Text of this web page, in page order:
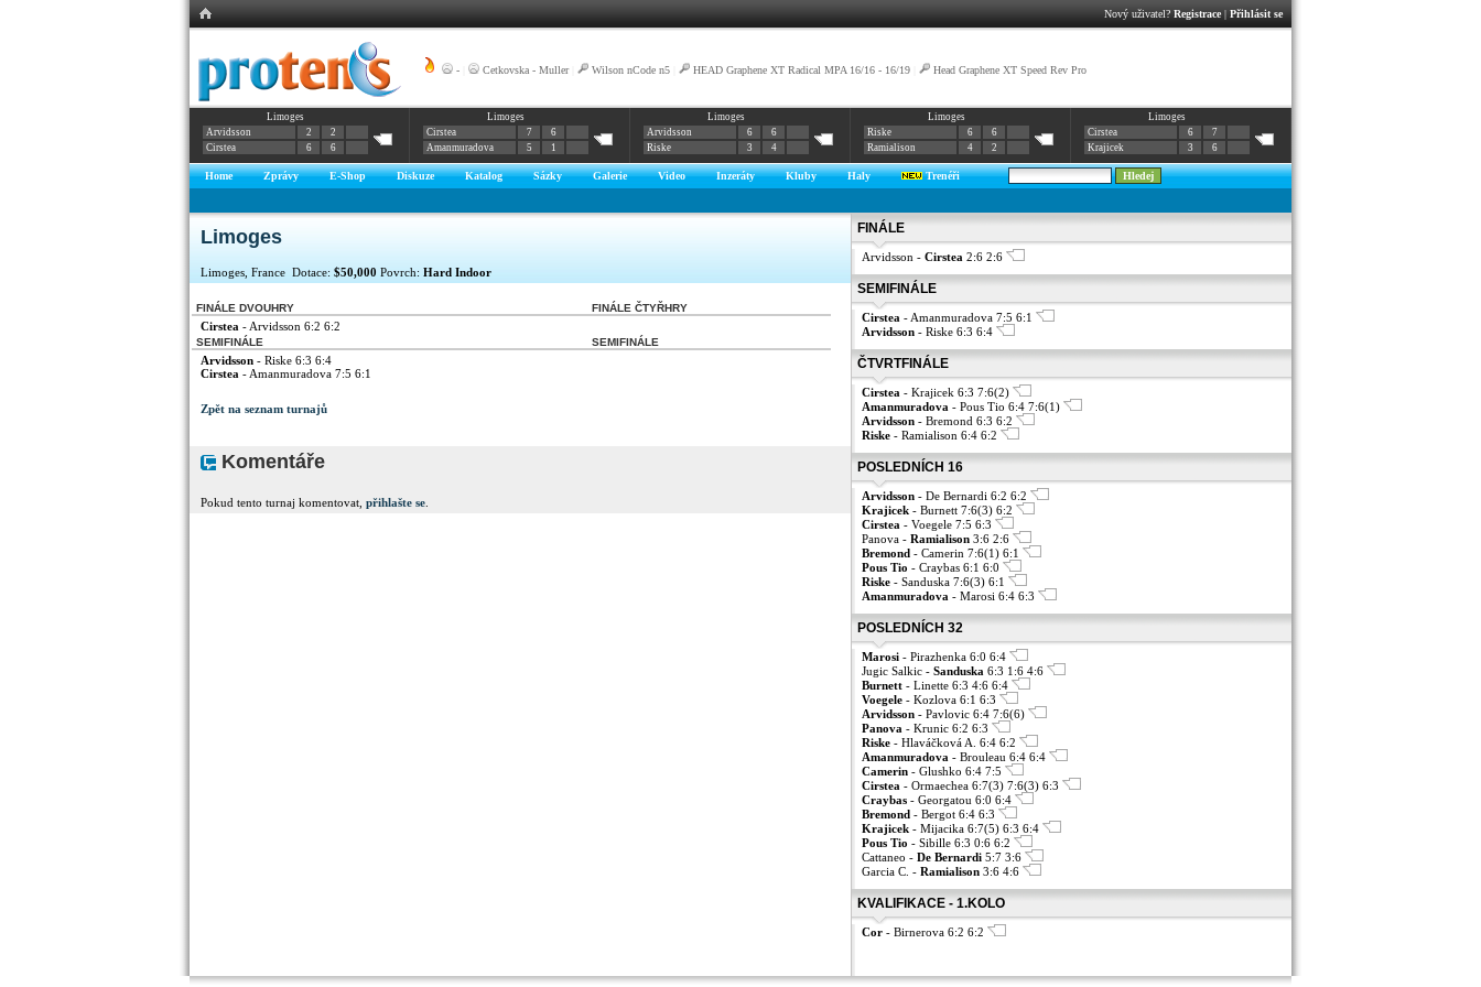
Nový uživatel? Registrace| Přihlásit se
- Cetkovska - Muller| Wilson nCode n5 HEAD Graphene XT Radical MPA 16/16 - 16/19 Head Graphene XT Speed Rev Pro
Limoges
Arvidsson
2
2
Cirstea
6 6
Limoges
Cirstea
7
6
Amanmuradova
5 1
Limoges
Arvidsson
6
6
Riske
3 4
Limoges
Riske
6
6
Ramialison
4 2
Limoges
Cirstea
6
7
Krajicek
3 6
Home Zprávy E-Shop Diskuze Katalog Sázky Galerie Video Inzeráty Kluby Haly Trenéři
Limoges
Limoges, France Dotace: $50,000 Povrch: Hard Indoor
FINÁLE DVOUHRY
Cirstea - Arvidsson 6:2 6:2
FINÁLE ČTYŘHRY
SEMIFINÁLE
Arvidsson - Riske 6:3 6:4
Cirstea - Amanmuradova 7:5 6:1
SEMIFINÁLE
Zpět na seznam turnajů
Komentáře
Pokud tento turnaj komentovat, přihlašte se
FINÁLE
Arvidsson - Cirstea 2:6 2:6
SEMIFINÁLE
Cirstea - Amanmuradova 7:5 6:1
Arvidsson - Riske 6:3 6:4
ČTVRTFINÁLE
Cirstea - Krajicek 6:3 7:6(2)
Amanmuradova - Pous Tio 6:4 7:6(1)
Arvidsson - Bremond 6:3 6:2
Riske - Ramialison 6:4 6:2
POSLEDNÍCH 16
Arvidsson - De Bernardi 6:2 6:2
Krajicek - Burnett 7:6(3) 6:2
Cirstea - Voegele 7:5 6:3
Panova - Ramialison 3:6 2:6
Bremond - Camerin 7:6(1) 6:1
Pous Tio - Craybas 6:1 6:0
Riske - Sanduska 7:6(3) 6:1
Amanmuradova - Marosi 6:4 6:3
POSLEDNÍCH 32
Marosi - Pirazhenka 6:0 6:4
Jugic Salkic - Sanduska 6:3 1:6 4:6
Burnett - Linette 6:3 4:6 6:4
Voegele - Kozlova 6:1 6:3
Arvidsson - Pavlovic 6:4 7:6(6)
Panova - Krunic 6:2 6:3
Riske - Hlaváčková A. 6:4 6:2
Amanmuradova - Brouleau 6:4 6:4
Camerin - Glushko 6:4 7:5
Cirstea - Ormaechea 6:7(3) 7:6(3) 6:3
Craybas - Georgatou 6:0 6:4
Bremond - Bergot 6:4 6:3
Krajicek - Mijacika 6:7(5) 6:3 6:4
Pous Tio - Sibille 6:3 0:6 6:2
Cattaneo - De Bernardi 5:7 3:6
Garcia C. - Ramialison 3:6 4:6
KVALIFIKACE - 1.KOLO
Cor - Birnerova 6:2 6:2